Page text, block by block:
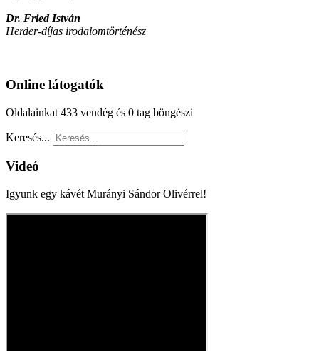
Dr. Fried István
Herder-díjas irodalomtörténész
Online látogatók
Oldalainkat 433 vendég és 0 tag böngészi
Keresés...
Videó
Igyunk egy kávét Murányi Sándor Olivérrel!